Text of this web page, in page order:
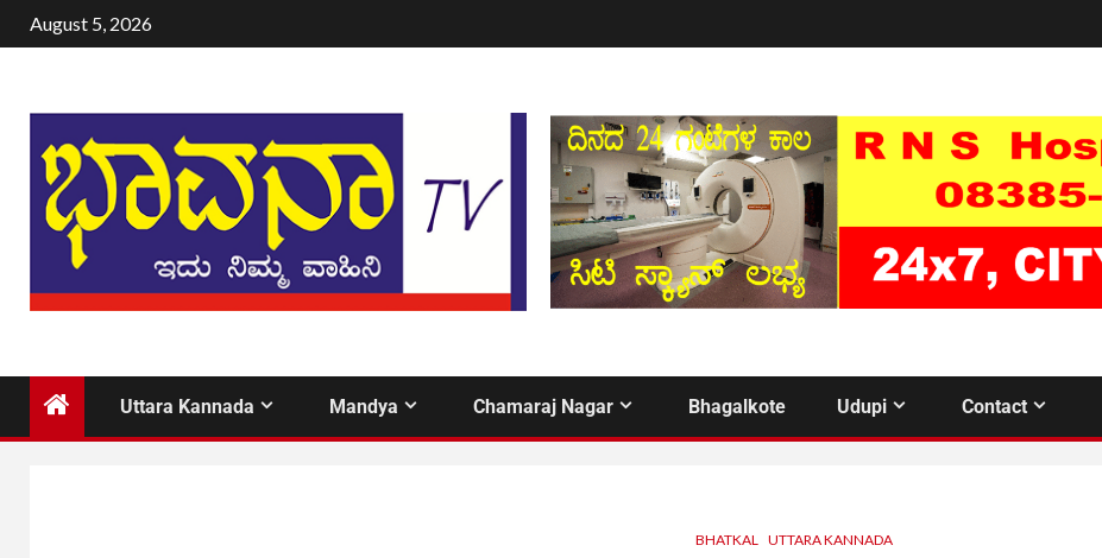
August 5, 2026
Uttara Kannada Mandya Chamaraj Nagar Bhagalkote Udupi Contact
BHATKAL UTTARA KANNADA